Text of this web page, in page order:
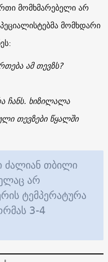
მომხმარებელი არ
მომხდარი
ამ თევზს?
ჩანს. ხიზილალა
თევზები წყალში
ძალიან თბილი
არ
ტემპერატურა
3-4